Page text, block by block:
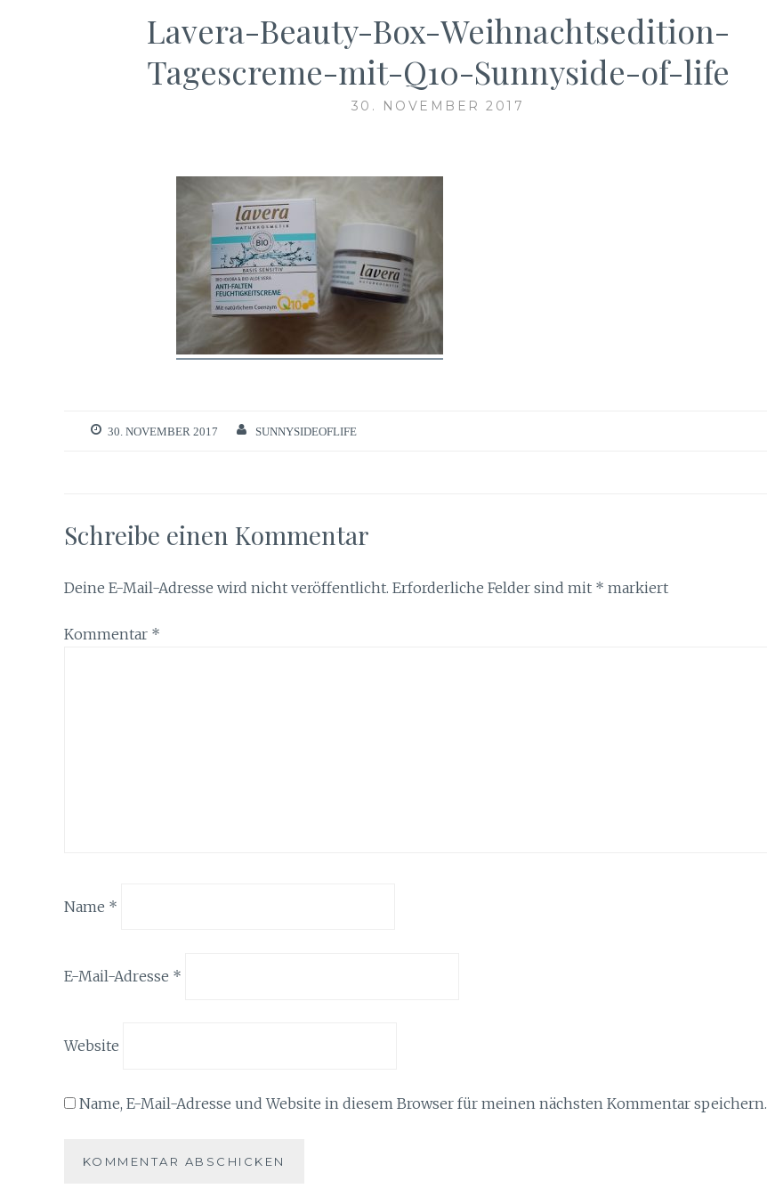
Lavera-Beauty-Box-Weihnachtsedition-
Tagescreme-mit-Q10-Sunnyside-of-life
30. NOVEMBER 2017
30. NOVEMBER 2017 SUNNYSIDEOFLIFE
Schreibe einen Kommentar
Deine E-Mail-Adresse wird nicht veröffentlicht. Erforderliche Felder sind mit * markiert
Kommentar *
Name *
E-Mail-Adresse *
Website
Name, E-Mail-Adresse und Website in diesem Browser für meinen nächsten Kommentar speichern.